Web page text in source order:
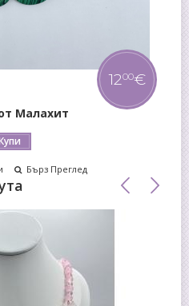
Малахит
1200€
Бърз Преглед